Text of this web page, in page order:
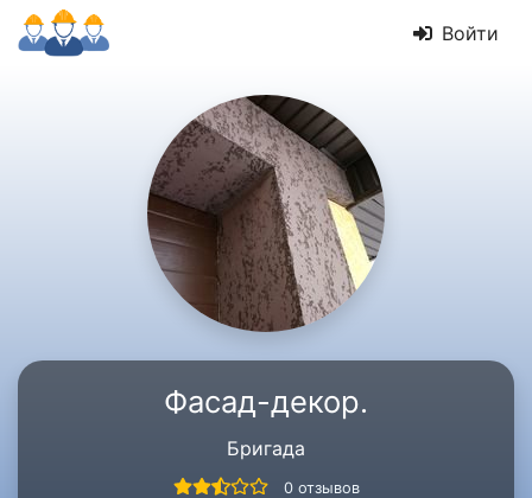
Войти
Фасад-декор.
Бригада
0 отзывов